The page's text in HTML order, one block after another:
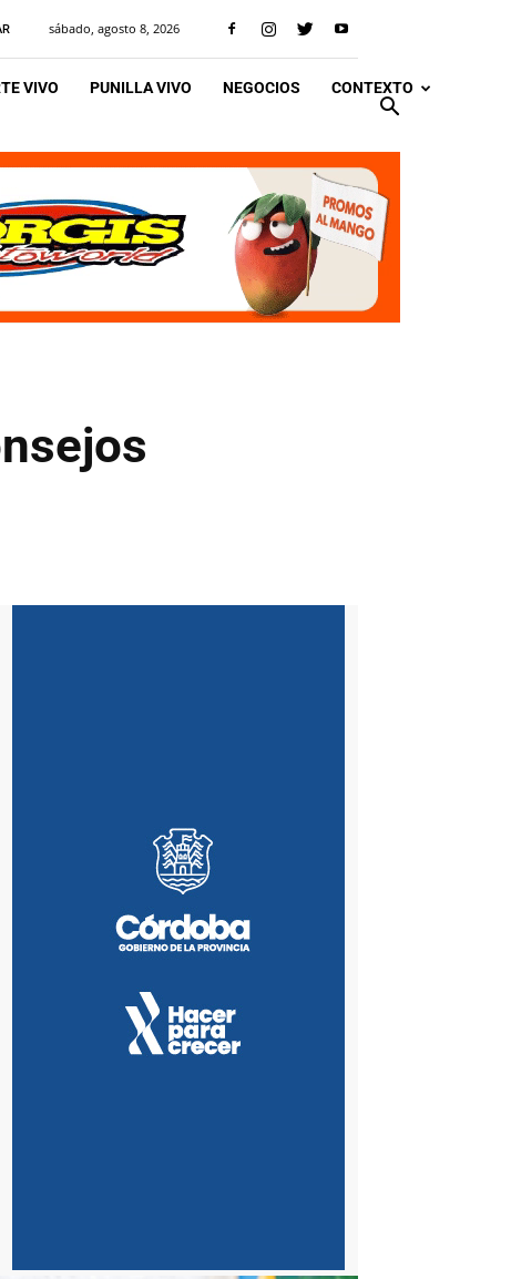
sábado, agosto 8, 2026
VIVO PUNILLA VIVO NEGOCIOS CONTEXTO